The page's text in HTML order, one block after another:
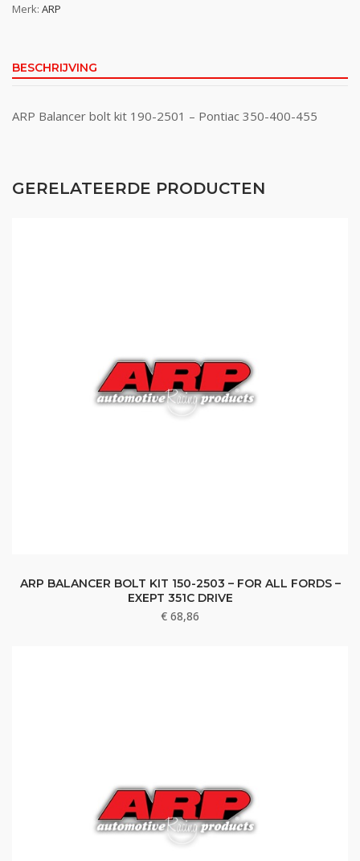
Merk: ARP
BESCHRIJVING
ARP Balancer bolt kit 190-2501 – Pontiac 350-400-455
GERELATEERDE PRODUCTEN
ARP BALANCER BOLT KIT 150-2503 – FOR ALL FORDS –
EXEPT 351C DRIVE
€ 68,86